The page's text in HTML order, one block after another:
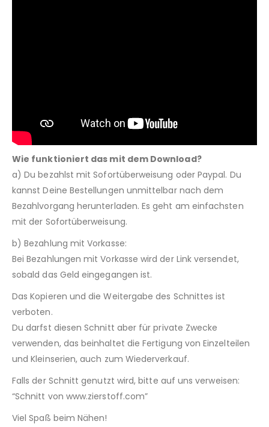
Wie funktioniert das mit dem Download?
a) Du bezahlst mit Sofortüberweisung oder Paypal. Du
kannst Deine Bestellungen unmittelbar nach dem
Bezahlvorgang herunterladen. Es geht am einfachsten
mit der Sofortüberweisung.
b) Bezahlung mit Vorkasse:
Bei Bezahlungen mit Vorkasse wird der Link versendet,
sobald das Geld eingegangen ist.
Das Kopieren und die Weitergabe des Schnittes ist
verboten.
Du darfst diesen Schnitt aber für private Zwecke
verwenden, das beinhaltet die Fertigung von Einzelteilen
und Kleinserien, auch zum Wiederverkauf.
Falls der Schnitt genutzt wird, bitte auf uns verweisen:
“Schnitt von www.zierstoff.com”
Viel Spaß beim Nähen!